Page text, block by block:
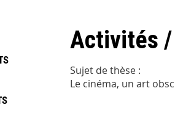
Activités /
Sujet de thèse :
Le cinéma, un art